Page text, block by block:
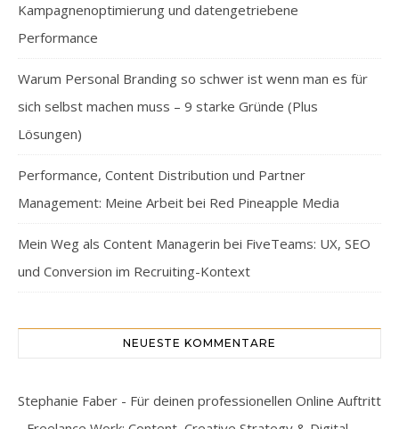
Kampagnenoptimierung und datengetriebene
Performance
Warum Personal Branding so schwer ist wenn man es für
sich selbst machen muss – 9 starke Gründe (Plus
Lösungen)
Performance, Content Distribution und Partner
Management: Meine Arbeit bei Red Pineapple Media
Mein Weg als Content Managerin bei FiveTeams: UX, SEO
und Conversion im Recruiting-Kontext
NEUESTE KOMMENTARE
Stephanie Faber - Für deinen professionellen Online Auftritt